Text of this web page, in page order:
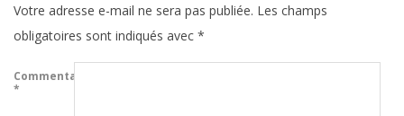
Votre adresse e-mail ne sera pas publiée. Les champs
obligatoires sont indiqués avec *
Commentaire
*